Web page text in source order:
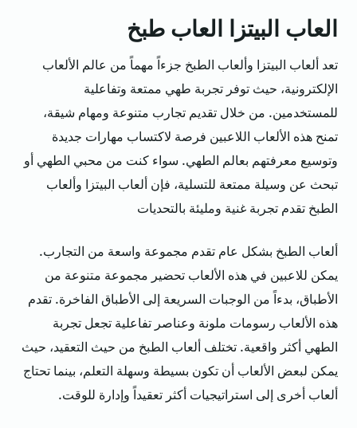
العاب البيتزا العاب طبخ
تعد ألعاب البيتزا وألعاب الطبخ جزءاً مهماً من عالم الألعاب
الإلكترونية، حيث توفر تجربة طهي ممتعة وتفاعلية
للمستخدمين. من خلال تقديم تجارب متنوعة ومهام شيقة،
تمنح هذه الألعاب اللاعبين فرصة لاكتساب مهارات جديدة
وتوسيع معرفتهم بعالم الطهي. سواء كنت من محبي الطهي أو
تبحث عن وسيلة ممتعة للتسلية، فإن ألعاب البيتزا وألعاب
الطبخ تقدم تجربة غنية ومليئة بالتحديات
ألعاب الطبخ بشكل عام تقدم مجموعة واسعة من التجارب.
يمكن للاعبين في هذه الألعاب تحضير مجموعة متنوعة من
الأطباق، بدءاً من الوجبات السريعة إلى الأطباق الفاخرة. تقدم
هذه الألعاب رسومات ملونة وعناصر تفاعلية تجعل تجربة
الطهي أكثر واقعية. تختلف ألعاب الطبخ من حيث التعقيد، حيث
يمكن لبعض الألعاب أن تكون بسيطة وسهلة التعلم، بينما تحتاج
ألعاب أخرى إلى استراتيجيات أكثر تعقيداً وإدارة للوقت.